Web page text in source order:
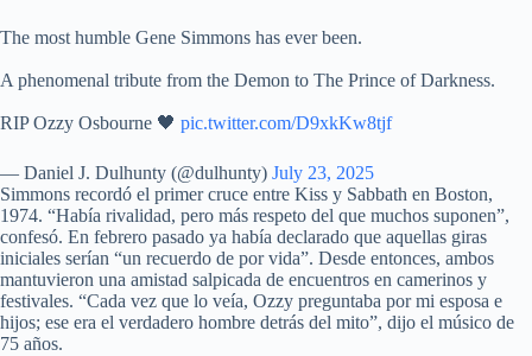
The most humble Gene Simmons has ever been.
A phenomenal tribute from the Demon to The Prince of Darkness.
RIP Ozzy Osbourne 🖤 pic.twitter.com/D9xkKw8tjf
— Daniel J. Dulhunty (@dulhunty) July 23, 2025
Simmons recordó el primer cruce entre Kiss y Sabbath en Boston,
1974. “Había rivalidad, pero más respeto del que muchos suponen”,
confesó. En febrero pasado ya había declarado que aquellas giras
iniciales serían “un recuerdo de por vida”. Desde entonces, ambos
mantuvieron una amistad salpicada de encuentros en camerinos y
festivales. “Cada vez que lo veía, Ozzy preguntaba por mi esposa e
hijos; ese era el verdadero hombre detrás del mito”, dijo el músico de
75 años.